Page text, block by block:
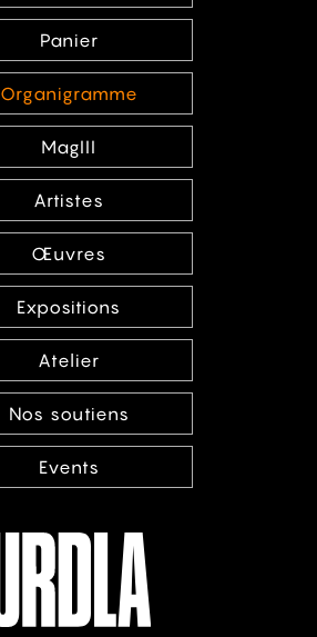
Panier
Organigramme
MagIII
Artistes
Œuvres
Expositions
Atelier
Nos soutiens
Events